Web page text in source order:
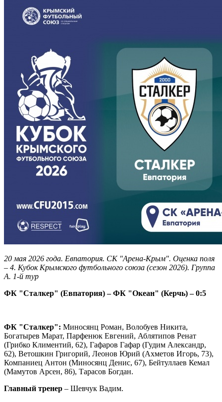
20 мая 2026 года. Евпатория. СК "Арена-Крым". Оценка поля
– 4. Кубок Крымского футбольного союза (сезон 2026). Группа
А. 1-й тур
ФК "Сталкер" (Евпатория) – ФК "Океан" (Керчь) – 0:5
ФК "Сталкер": Миносянц Роман, Волобуев Никита,
Богатырев Марат, Парфенюк Евгений, Аблятипов Ренат
(Грибко Климентий, 62), Гафаров Гафар (Гудим Александр,
62), Ветошкин Григорий, Леонов Юрий (Ахметов Игорь, 73),
Компаниец Антон (Миносянц Денис, 67), Бейтуллаев Кемал
(Мамутов Арсен, 86), Тарасов Богдан.
Главный тренер – Шевчук Вадим.